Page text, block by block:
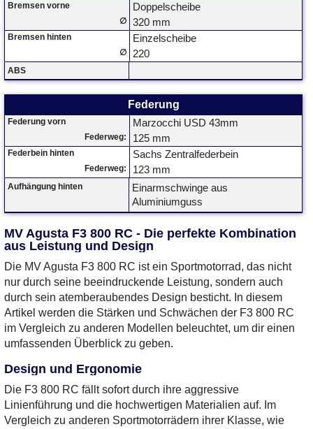
Bremsen vorne Doppelscheibe
∅ 320 mm
Bremsen hinten Einzelscheibe
∅ 220
ABS
Federung
Federung vorn Marzocchi USD 43mm
Federweg: 125 mm
Federbein hinten Sachs Zentralfederbein
Federweg: 123 mm
Aufhängung hinten
Einarmschwinge aus
Aluminiumguss
MV Agusta F3 800 RC - Die perfekte Kombination
aus Leistung und Design
Die MV Agusta F3 800 RC ist ein Sportmotorrad, das nicht
nur durch seine beeindruckende Leistung, sondern auch
durch sein atemberaubendes Design besticht. In diesem
Artikel werden die Stärken und Schwächen der F3 800 RC
im Vergleich zu anderen Modellen beleuchtet, um dir einen
umfassenden Überblick zu geben.
Design und Ergonomie
Die F3 800 RC fällt sofort durch ihre aggressive
Linienführung und die hochwertigen Materialien auf. Im
Vergleich zu anderen Sportmotorrädern ihrer Klasse, wie